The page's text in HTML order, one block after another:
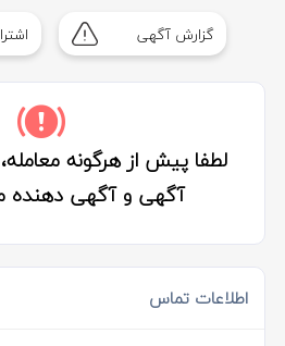
گزارش آگهی
لطفا پیش از هرگونه
آگهی و آگهی دهنده
اطلاعات تماس